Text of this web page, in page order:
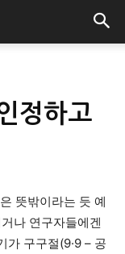
정하고
뜻밖이라는 듯 예
나 연구자들에겐
가 구구절(9·9 – 공